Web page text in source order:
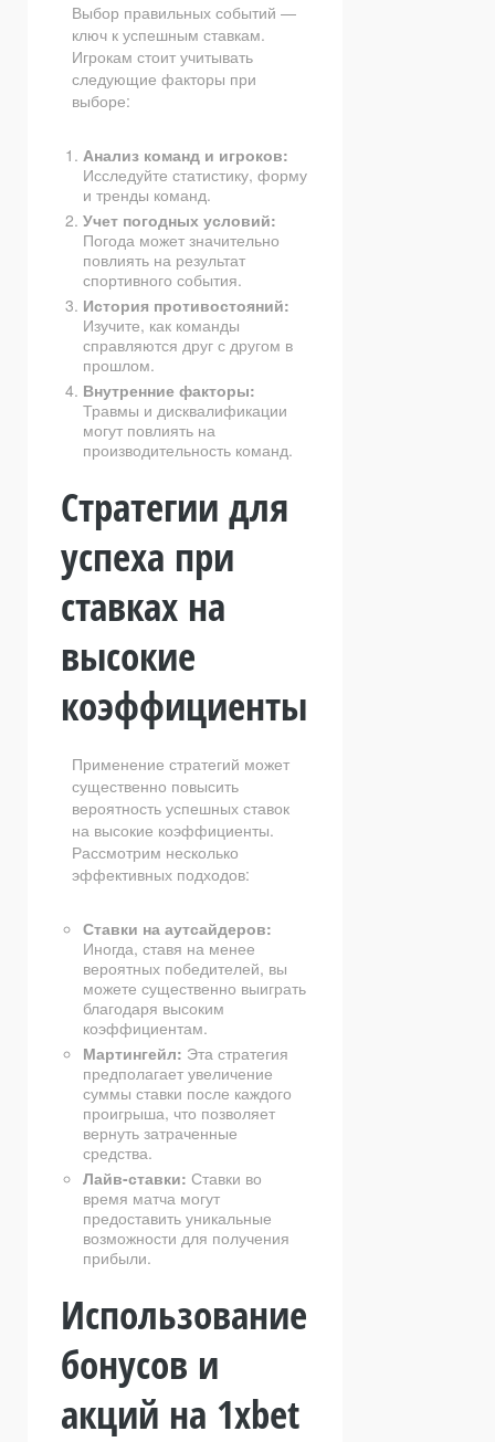
Выбор правильных событий —
ключ к успешным ставкам.
Игрокам стоит учитывать
следующие факторы при
выборе:
Анализ команд и игроков:
Исследуйте статистику, форму
и тренды команд.
Учет погодных условий:
Погода может значительно
повлиять на результат
спортивного события.
История противостояний:
Изучите, как команды
справляются друг с другом в
прошлом.
Внутренние факторы:
Травмы и дисквалификации
могут повлиять на
производительность команд.
Стратегии для
успеха при
ставках на
высокие
коэффициенты
Применение стратегий может
существенно повысить
вероятность успешных ставок
на высокие коэффициенты.
Рассмотрим несколько
эффективных подходов:
Ставки на аутсайдеров:
Иногда, ставя на менее
вероятных победителей, вы
можете существенно выиграть
благодаря высоким
коэффициентам.
Мартингейл: Эта стратегия
предполагает увеличение
суммы ставки после каждого
проигрыша, что позволяет
вернуть затраченные
средства.
Лайв-ставки: Ставки во
время матча могут
предоставить уникальные
возможности для получения
прибыли.
Использование
бонусов и
акций на 1xbet